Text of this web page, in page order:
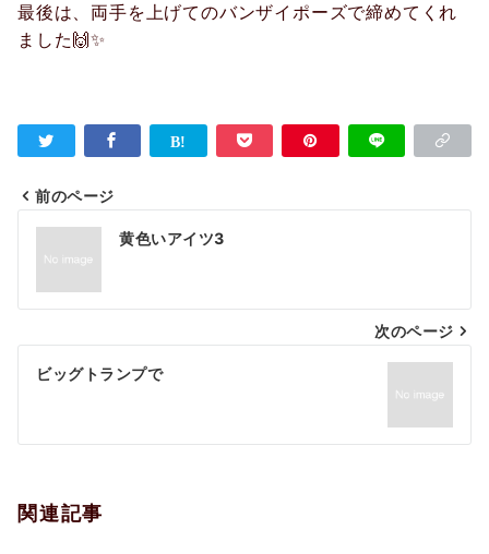
最後は、両手を上げてのバンザイポーズで締めてくれ
ました🙌✨
投
ナ
ビ
ゲ
シ
ン
前のページ
黄色いアイツ3
次のページ
ビッグトランプで
関連記事